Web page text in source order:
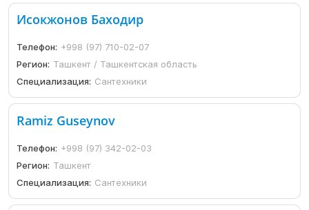
Исокжонов Баходир
Телефон: +998 (97) 710-02-07
Регион: Ташкент / Ташкентская область
Специализация: Сантехники
Ramiz Guseynov
Телефон: +998 (97) 342-02-03
Регион: Ташкент
Специализация: Сантехники